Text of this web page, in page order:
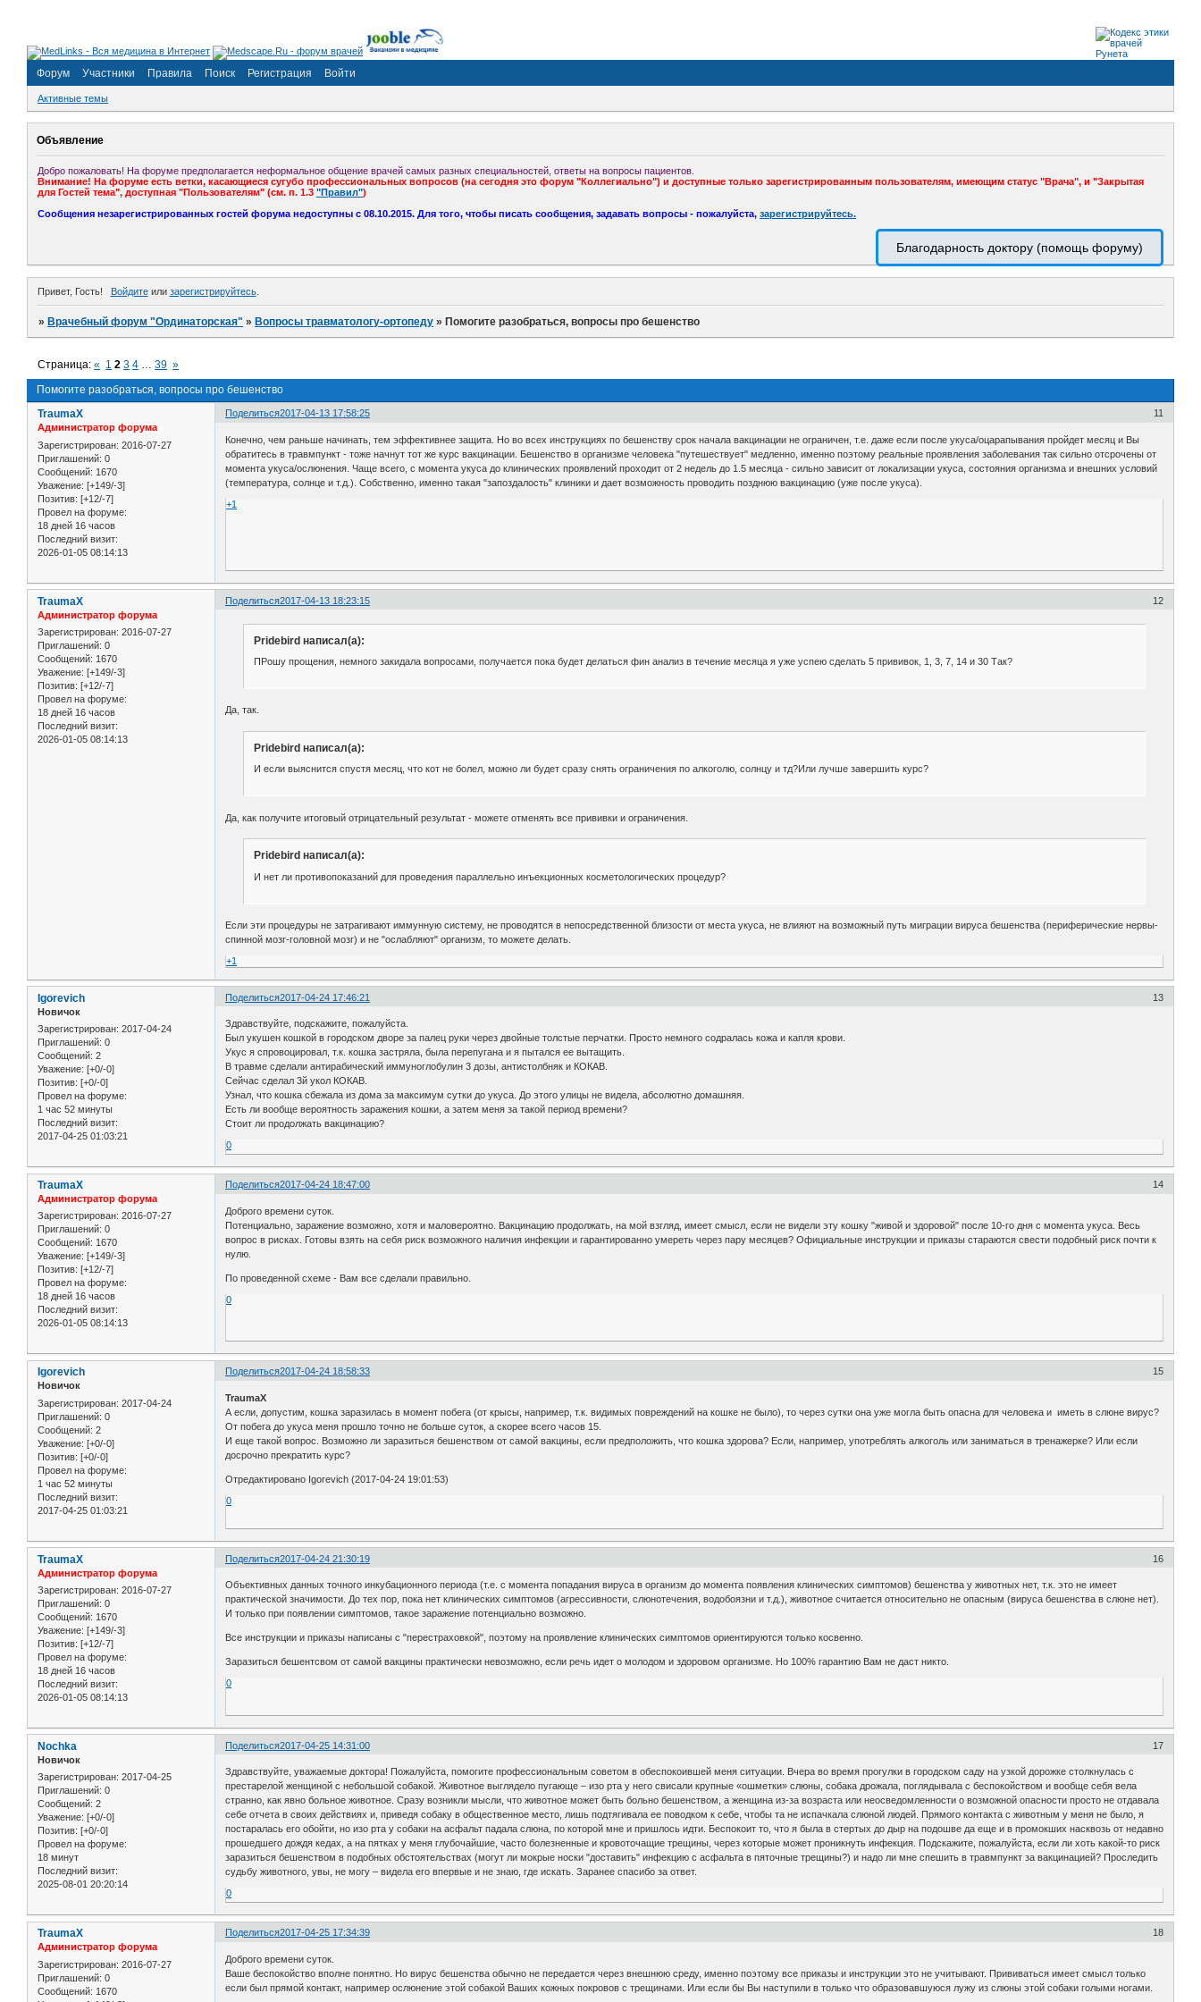
Форум Участники Правила Поиск Регистрация Войти
Активные темы
Объявление
Добро пожаловать! На форуме предполагается неформальное общение врачей самых разных специальностей, ответы на вопросы пациентов.
Внимание! На форуме есть ветки, касающиеся сугубо профессиональных вопросов (на сегодня это форум "Коллегиально") и доступные только зарегистрированным пользователям, имеющим статус "Врача", и "Закрытая
для Гостей тема", доступная "Пользователям" (см. п. 1.3 "Правил")
Сообщения незарегистрированных гостей форума недоступны с 08.10.2015. Для того, чтобы писать сообщения, задавать вопросы - пожалуйста, зарегистрируйтесь.
Благодарность доктору (помощь форуму)
Привет, Гость! Войдитеили зарегистрируйтесь.
» Врачебный форум "Ординаторская" » Вопросы травматологу-ортопеду » Помогите разобраться, вопросы про бешенство
Помогите разобраться, вопросы про бешенство
Страница:« 1 2 3 4 … 39 »
Поделиться 11
2017-04-13 17:58:25
TraumaX
Администратор форума
Зарегистрирован: 2016-07-27
Приглашений: 0
Сообщений: 1670
Уважение: [+149/-3]
Позитив: [+12/-7]
Провел на форуме:
18 дней 16 часов
Последний визит:
2026-01-05 08:14:13
Конечно, чем раньше начинать, тем эффективнее защита. Но во всех инструкциях по бешенству срок начала вакцинации не ограничен, т.е. даже если после укуса/оцарапывания пройдет месяц и Вы
обратитесь в травмпункт - тоже начнут тот же курс вакцинации. Бешенство в организме человека "путешествует" медленно, именно поэтому реальные проявления заболевания так сильно отсрочены от
момента укуса/ослюнения. Чаще всего, с момента укуса до клинических проявлений проходит от 2 недель до 1.5 месяца - сильно зависит от локализации укуса, состояния организма и внешних условий
(температура, солнце и т.д.). Собственно, именно такая "запоздалость" клиники и дает возможность проводить позднюю вакцинацию (уже после укуса).
+1
Поделиться 12
2017-04-13 18:23:15
TraumaX
Администратор форума
Зарегистрирован: 2016-07-27
Приглашений: 0
Сообщений: 1670
Уважение: [+149/-3]
Позитив: [+12/-7]
Провел на форуме:
18 дней 16 часов
Последний визит:
2026-01-05 08:14:13
Pridebird написал(а):
ПРошу прощения, немного закидала вопросами, получается пока будет делаться фин анализ в течение месяца я уже успею сделать 5 прививок, 1, 3, 7, 14 и 30 Так?
Да, так.
Pridebird написал(а):
И если выяснится спустя месяц, что кот не болел, можно ли будет сразу снять ограничения по алкоголю, солнцу и тд?Или лучше завершить курс?
Да, как получите итоговый отрицательный результат - можете отменять все прививки и ограничения.
Pridebird написал(а):
И нет ли противопоказаний для проведения параллельно инъекционных косметологических процедур?
Если эти процедуры не затрагивают иммунную систему, не проводятся в непосредственной близости от места укуса, не влияют на возможный путь миграции вируса бешенства (периферические нервы-
спинной мозг-головной мозг) и не "ослабляют" организм, то можете делать.
+1
Поделиться 13
2017-04-24 17:46:21
Igorevich
Новичок
Зарегистрирован: 2017-04-24
Приглашений: 0
Сообщений: 2
Уважение: [+0/-0]
Позитив: [+0/-0]
Провел на форуме:
1 час 52 минуты
Последний визит:
2017-04-25 01:03:21
Здравствуйте, подскажите, пожалуйста.
Был укушен кошкой в городском дворе за палец руки через двойные толстые перчатки. Просто немного содралась кожа и капля крови.
Укус я спровоцировал, т.к. кошка застряла, была перепугана и я пытался ее вытащить.
В травме сделали антирабический иммуноглобулин 3 дозы, антистолбняк и КОКАВ.
Сейчас сделал 3й укол КОКАВ.
Узнал, что кошка сбежала из дома за максимум сутки до укуса. До этого улицы не видела, абсолютно домашняя.
Есть ли вообще вероятность заражения кошки, а затем меня за такой период времени?
Стоит ли продолжать вакцинацию?
0
Поделиться 14
2017-04-24 18:47:00
TraumaX
Администратор форума
Зарегистрирован: 2016-07-27
Приглашений: 0
Сообщений: 1670
Уважение: [+149/-3]
Позитив: [+12/-7]
Провел на форуме:
18 дней 16 часов
Последний визит:
2026-01-05 08:14:13
Доброго времени суток.
Потенциально, заражение возможно, хотя и маловероятно. Вакцинацию продолжать, на мой взгляд, имеет смысл, если не видели эту кошку "живой и здоровой" после 10-го дня с момента укуса. Весь
вопрос в рисках. Готовы взять на себя риск возможного наличия инфекции и гарантированно умереть через пару месяцев? Официальные инструкции и приказы стараются свести подобный риск почти к
нулю.
По проведенной схеме - Вам все сделали правильно.
0
Поделиться 15
2017-04-24 18:58:33
Igorevich
Новичок
Зарегистрирован: 2017-04-24
Приглашений: 0
Сообщений: 2
Уважение: [+0/-0]
Позитив: [+0/-0]
Провел на форуме:
1 час 52 минуты
Последний визит:
2017-04-25 01:03:21
TraumaX
А если, допустим, кошка заразилась в момент побега (от крысы, например, т.к. видимых повреждений на кошке не было), то через сутки она уже могла быть опасна для человека и иметь в слюне вирус?
От побега до укуса меня прошло точно не больше суток, а скорее всего часов 15.
И еще такой вопрос. Возможно ли заразиться бешенством от самой вакцины, если предположить, что кошка здорова? Если, например, употреблять алкоголь или заниматься в тренажерке? Или если
досрочно прекратить курс?
Отредактировано Igorevich (2017-04-24 19:01:53)
0
Поделиться 16
2017-04-24 21:30:19
TraumaX
Администратор форума
Зарегистрирован: 2016-07-27
Приглашений: 0
Сообщений: 1670
Уважение: [+149/-3]
Позитив: [+12/-7]
Провел на форуме:
18 дней 16 часов
Последний визит:
2026-01-05 08:14:13
Объективных данных точного инкубационного периода (т.е. с момента попадания вируса в организм до момента появления клинических симптомов) бешенства у животных нет, т.к. это не имеет
практической значимости. До тех пор, пока нет клинических симптомов (агрессивности, слюнотечения, водобоязни и т.д.), животное считается относительно не опасным (вируса бешенства в слюне нет).
И только при появлении симптомов, такое заражение потенциально возможно.
Все инструкции и приказы написаны с "перестраховкой", поэтому на проявление клинических симптомов ориентируются только косвенно.
Заразиться бешентсвом от самой вакцины практически невозможно, если речь идет о молодом и здоровом организме. Но 100% гарантию Вам не даст никто.
0
Поделиться 17
2017-04-25 14:31:00
Nochka
Новичок
Зарегистрирован: 2017-04-25
Приглашений: 0
Сообщений: 2
Уважение: [+0/-0]
Позитив: [+0/-0]
Провел на форуме:
18 минут
Последний визит:
2025-08-01 20:20:14
Здравствуйте, уважаемые доктора! Пожалуйста, помогите профессиональным советом в обеспокоившей меня ситуации. Вчера во время прогулки в городском саду на узкой дорожке столкнулась с
престарелой женщиной с небольшой собакой. Животное выглядело пугающе – изо рта у него свисали крупные «ошметки» слюны, собака дрожала, поглядывала с беспокойством и вообще себя вела
странно, как явно больное животное. Сразу возникли мысли, что животное может быть больно бешенством, а женщина из-за возраста или неосведомленности о возможной опасности просто не отдавала
себе отчета в своих действиях и, приведя собаку в общественное место, лишь подтягивала ее поводком к себе, чтобы та не испачкала слюной людей. Прямого контакта с животным у меня не было, я
постаралась его обойти, но изо рта у собаки на асфальт падала слюна, по которой мне и пришлось идти. Беспокоит то, что я была в стертых до дыр на подошве да еще и в промокших насквозь от недавно
прошедшего дождя кедах, а на пятках у меня глубочайшие, часто болезненные и кровоточащие трещины, через которые может проникнуть инфекция. Подскажите, пожалуйста, если ли хоть какой-то риск
заразиться бешенством в подобных обстоятельствах (могут ли мокрые носки "доставить" инфекцию с асфальта в пяточные трещины?) и надо ли мне спешить в травмпункт за вакцинацией? Проследить
судьбу животного, увы, не могу – видела его впервые и не знаю, где искать. Заранее спасибо за ответ.
0
Поделиться 18
2017-04-25 17:34:39
TraumaX
Администратор форума
Зарегистрирован: 2016-07-27
Приглашений: 0
Сообщений: 1670
Доброго времени суток.
Ваше беспокойство вполне понятно. Но вирус бешенства обычно не передается через внешнюю среду, именно поэтому все приказы и инструкции это не учитывают. Прививаться имеет смысл только
если был прямой контакт, например ослюнение этой собакой Ваших кожных покровов с трещинами. Или если бы Вы наступили в только что образовавшуюся лужу из слюны этой собаки голыми ногами.